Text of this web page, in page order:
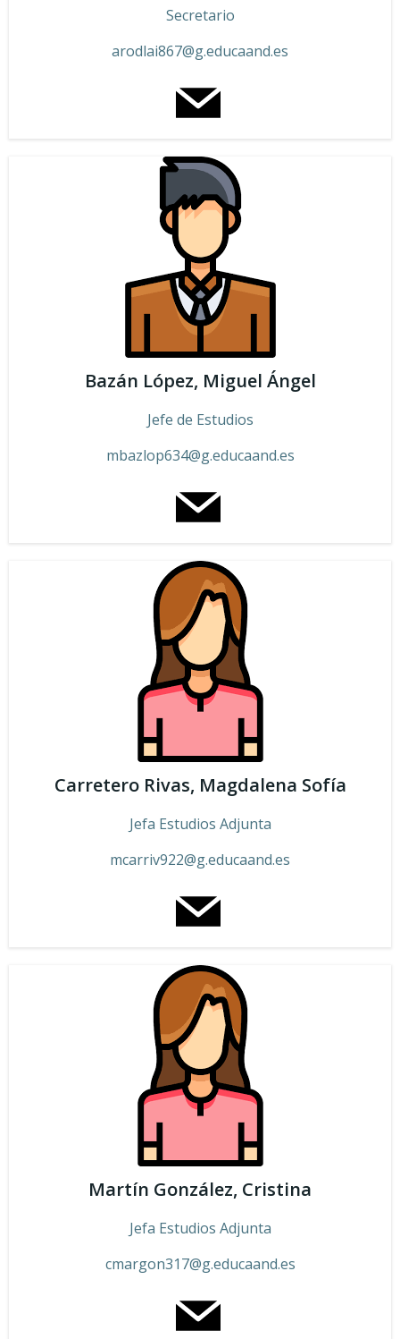
Secretario
arodlai867@g.educaand.es
Bazán López, Miguel Ángel
Jefe de Estudios
mbazlop634@g.educaand.es
Carretero Rivas, Magdalena Sofía
Jefa Estudios Adjunta
mcarriv922@g.educaand.es
Martín González, Cristina
Jefa Estudios Adjunta
cmargon317@g.educaand.es